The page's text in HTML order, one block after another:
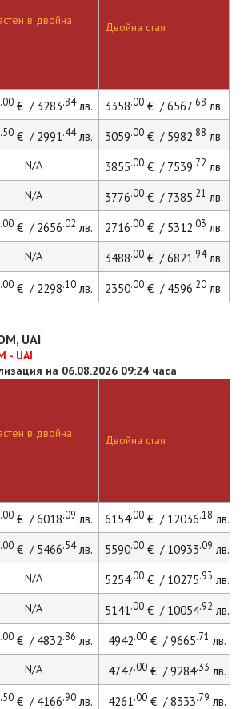
в двойна
Двойна стая
.00€ / 3283.84лв. 3358.00€ / 6567.68 лв.
.50€ / 2991.44лв. 3059.00€ / 5982.88 лв.
N/A 3855.00€ / 7539.72 лв.
N/A 3776.00€ / 7385.21 лв.
.00€ / 2656.02 лв. 2716.00€ / 5312.03 лв.
N/A 3488.00€ / 6821.94лв.
.00€ / 2298.10лв. 2350.00€ / 4596.20лв.
UAI
- UAI
на 06.08.2026 09:24 часа
в двойна
Двойна стая
.00€ / 6018.09 лв. 6154.00€ / 12036.18 лв.
.00€ / 5466.54лв. 5590.00€ / 10933.09 лв.
N/A 5254.00€ / 10275.93 лв.
N/A 5141.00€ / 10054.92 лв.
.00€ / 4832.86 лв. 4942.00€ / 9665.71 лв.
N/A 4747.00€ / 9284.33 лв.
.50€ / 4166.90лв. 4261.00€ / 8333.79 лв.